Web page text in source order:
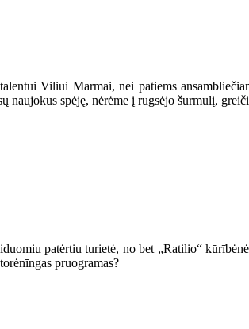
Viliui Marmai, nei patiems
naujokus spėję, nėrėme į rugsėjo šurmulį,
patėrtiu turietė, no bet „Ratilio“
pruogramas?